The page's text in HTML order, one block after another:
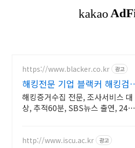
https://www.blacker.co.kr 광고
해킹전문 기업 블랙커 해킹검
사 스파이앱 탐지 전문
해킹증거수집 전문, 조사서비스 대
상, 추적60분, SBS뉴스 출연, 24시
http://www.iscu.ac.kr 광고